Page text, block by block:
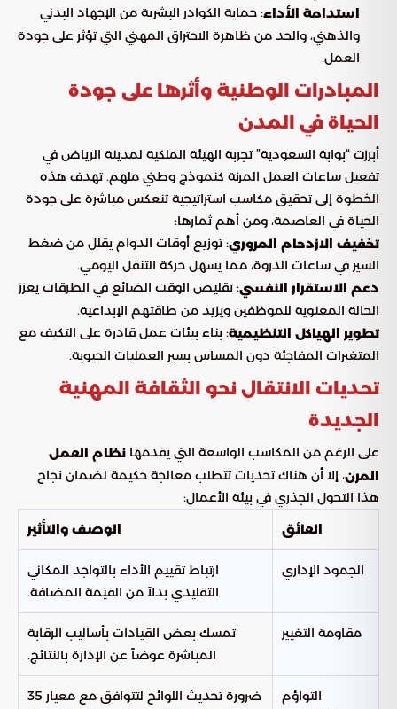
استدامة الأداء: حماية الكوادر البشرية من الإجهاد البدني
والذهني، والحد من ظاهرة الاحتراق المهني التي تؤثر على جودة
العمل.
المبادرات الوطنية وأثرها على جودة
الحياة في المدن
أبرزت “بوابة السعودية” تجربة الهيئة الملكية لمدينة الرياض في
تفعيل ساعات العمل المرنة كنموذج وطني ملهم. تهدف هذه
الخطوة إلى تحقيق مكاسب استراتيجية تنعكس مباشرة على جودة
الحياة في العاصمة، ومن أهم ثمارها:
تخفيف الازدحام المروري: توزيع أوقات الدوام يقلل من ضغط
السير في ساعات الذروة، مما يسهل حركة التنقل اليومي.
دعم الاستقرار النفسي: تقليص الوقت الضائع في الطرقات يعزز
الحالة المعنوية للموظفين ويزيد من طاقتهم الإبداعية.
تطوير الهياكل التنظيمية: بناء بيئات عمل قادرة على التكيف مع
المتغيرات المفاجئة دون المساس بسير العمليات الحيوية.
تحديات الانتقال نحو الثقافة المهنية
الجديدة
على الرغم من المكاسب الواسعة التي يقدمها نظام العمل
المرن، إلا أن هناك تحديات تتطلب معالجة حكيمة لضمان نجاح
هذا التحول الجذري في بيئة الأعمال:
العائق
الوصف والتأثير
الجمود الإداري
ارتباط تقييم الأداء بالتواجد المكاني
التقليدي بدلاً من القيمة المضافة.
مقاومة التغيير
تمسك بعض القيادات بأساليب الرقابة
المباشرة عوضاً عن الإدارة بالنتائج.
التواؤم
ضرورة تحديث اللوائح لتتوافق مع معيار 35